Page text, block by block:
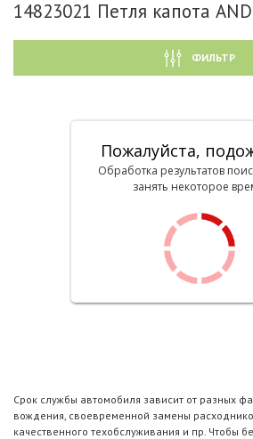
14823021 Петля капота AND
ФИЛЬТР
Пожалуйста,
Обработка результатов
занять некоторое
Срок службы автомобиля зависит от разных
вождения, своевременной замены
качественного техобслуживания и пр. Чтобы